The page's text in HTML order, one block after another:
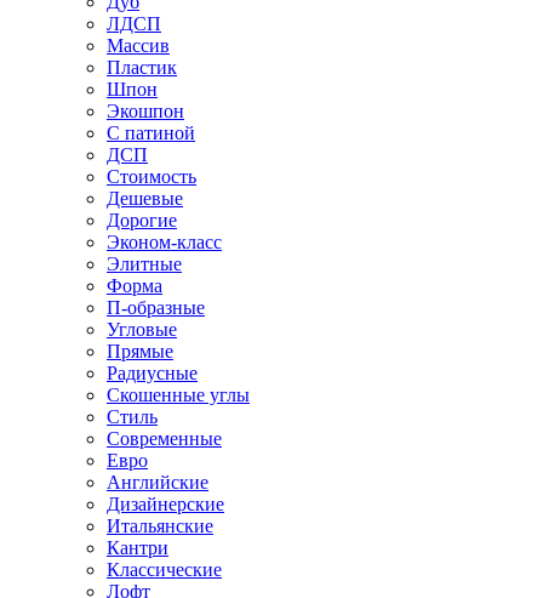
ЛДСП
Массив
Пластик
Шпон
Экошпон
С патиной
ДСП
Стоимость
Дешевые
Дорогие
Эконом-класс
Элитные
Форма
П-образные
Угловые
Прямые
Радиусные
Скошенные углы
Стиль
Современные
Евро
Английские
Дизайнерские
Итальянские
Кантри
Классические
Лофт